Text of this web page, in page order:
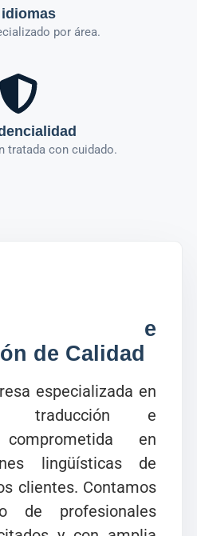
por área.
tratada con cuidado.
e
de Calidad
especializada en
traducción e
comprometida en
lingüísticas de
clientes. Contamos
de profesionales